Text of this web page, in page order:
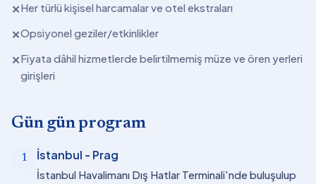
✕Her türlü kişisel harcamalar ve otel ekstraları
✕Opsiyonel geziler/etkinlikler
✕Fiyata dâhil hizmetlerde belirtilmemiş müze ve ören yerleri
girişleri
Gün gün program
1 İstanbul - Prag
İstanbul Havalimanı Dış Hatlar Terminali'nde buluşulup